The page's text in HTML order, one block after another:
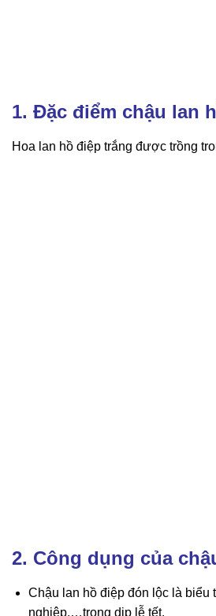
1. Đặc điểm chậu lan
Hoa lan hồ điệp trắng được trồng
2. Công dụng của
Chậu lan hồ điệp đón lộc là biểu
nghiệp,…trong dịp lễ tết.